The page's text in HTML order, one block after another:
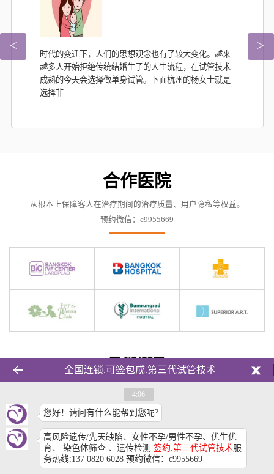
时代的变迁下，人们的思想观念也有了较大变化。越来
越多人开始拒绝传统结婚生子的人生流程，在试管技术
成熟的今天会选择做单身试管。下面杭州的杨女士就是
选择非......
>
<
合作医院
从根本上保障客人在治疗期间的治疗质量、用户隐私等权益。
预约微信：c9955669
扫一扫加微信请备注来源网站
3
全国连锁.可签包成.第三代试管技术
4:06
您好！请问有什么能帮到您呢?
高风险遗传/先天缺陷、女性不孕/男性不孕、优生优
育、 染色体筛查 、遗传检测 签约.第三代试管技术服
务热线:137 0820 6028 预约微信：c9955669